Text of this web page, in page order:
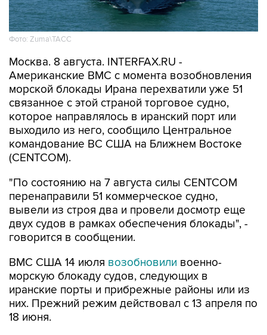
Фото: Zuma\ТАСС
Москва. 8 августа. INTERFAX.RU -
Американские ВМС с момента возобновления
морской блокады Ирана перехватили уже 51
связанное с этой страной торговое судно,
которое направлялось в иранский порт или
выходило из него, сообщило Центральное
командование ВС США на Ближнем Востоке
(CENTCOM).
"По состоянию на 7 августа силы CENTCOM
перенаправили 51 коммерческое судно,
вывели из строя два и провели досмотр еще
двух судов в рамках обеспечения блокады", -
говорится в сообщении.
ВМС США 14 июля возобновили военно-
морскую блокаду судов, следующих в
иранские порты и прибрежные районы или из
них. Прежний режим действовал с 13 апреля по
18 июня.